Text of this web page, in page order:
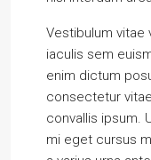
Vestibulum vitae
iaculis sem
enim dictum
consectetur
convallis ipsum.
mi eget cursus